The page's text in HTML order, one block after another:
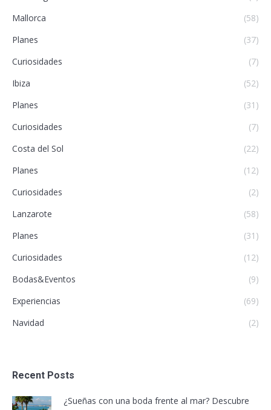
Mallorca
(58)
Planes
(37)
Curiosidades
(7)
Ibiza
(52)
Planes
(31)
Curiosidades
(7)
Costa del Sol
(22)
Planes
(12)
Curiosidades
(2)
Lanzarote
(58)
Planes
(31)
Curiosidades
(12)
Bodas&Eventos
(9)
Experiencias
(69)
Navidad
(2)
Recent Posts
¿Sueñas con una boda frente al mar? Descubre